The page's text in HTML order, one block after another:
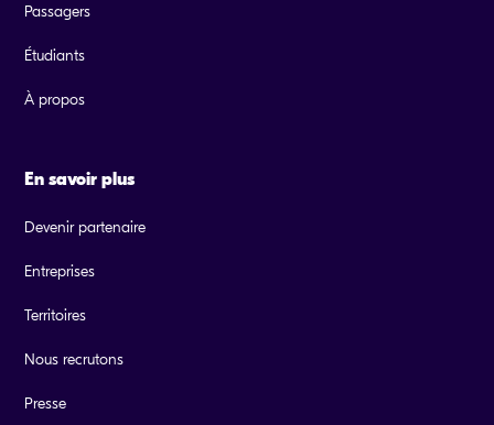
Passagers
Étudiants
À propos
En savoir plus
Devenir partenaire
Entreprises
Territoires
Nous recrutons
Presse